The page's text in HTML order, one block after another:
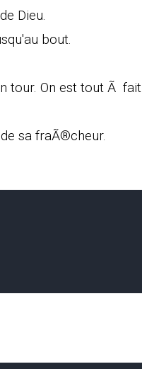
Dieu.
bout.
tour. On est tout Ã fait
sa fraÃ®cheur.